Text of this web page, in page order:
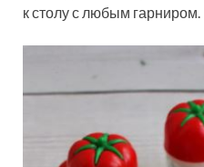
к столу с любым гарниром.